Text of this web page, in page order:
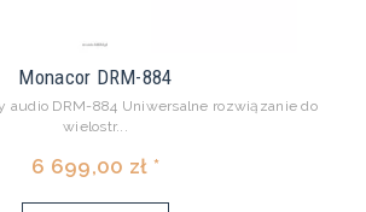
Monacor DRM-884
audio DRM-884 Uniwersalne rozwiązanie do
wielostr...
6 699,00 zł *